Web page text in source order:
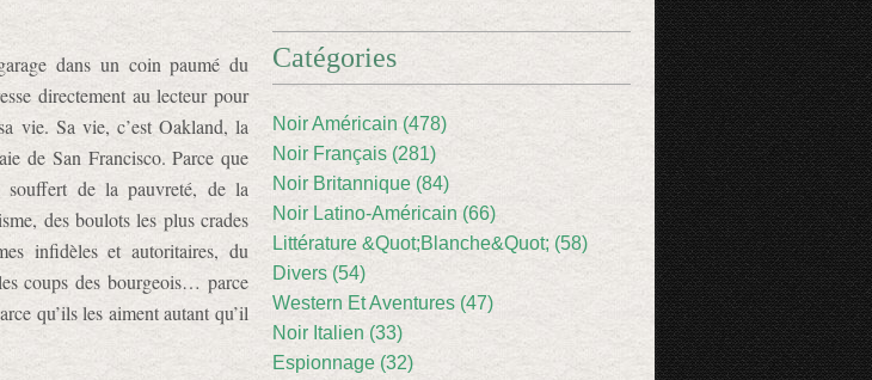
dans un coin paumé du
directement au lecteur pour
vie. Sa vie, c’est Oakland, la
de San Francisco. Parce que
de la pauvreté, de la
des boulots les plus crades
infidèles et autoritaires, du
coups des bourgeois… parce
qu’ils les aiment autant qu’il
Catégories
Noir Américain (478)
Noir Français (281)
Noir Britannique (84)
Noir Latino-Américain (66)
Littérature &Quot;Blanche&Quot; (58)
Divers (54)
Western Et Aventures (47)
Noir Italien (33)
Espionnage (32)